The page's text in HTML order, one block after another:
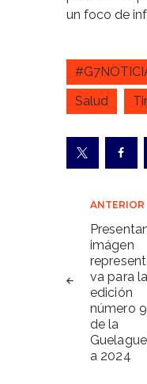
un foco de
Salud
de
ANTERIOR
imágen
va para la
edición
número
de la
a 2024